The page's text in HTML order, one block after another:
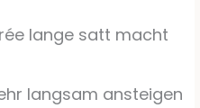
lange satt macht
langsam ansteigen